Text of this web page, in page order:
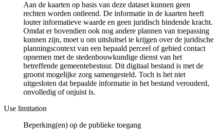
Aan de kaarten op basis van deze dataset kunnen geen
rechten worden ontleend. De informatie in de kaarten heeft
louter informatieve waarde en geen juridisch bindende kracht.
Omdat er bovendien ook nog andere plannen van toepassing
kunnen zijn, moet u om uitsluitsel te krijgen over de juridische
planningscontext van een bepaald perceel of gebied contact
opnemen met de stedenbouwkundige dienst van het
betreffende gemeentebestuur. Dit digitaal bestand is met de
grootst mogelijke zorg samengesteld. Toch is het niet
uitgesloten dat bepaalde informatie in het bestand verouderd,
onvolledig of onjuist is.
Use limitation
Beperking(en) op de publieke toegang